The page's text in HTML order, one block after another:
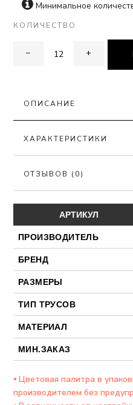
Минимальное
КОЛИЧЕСТВО
− +
ОПИСАНИЕ
ХАРАКТЕРИСТИКИ
ОТЗЫВОВ (0)
АРТИКУЛ
ПРОИЗВОДИТЕЛЬ
БРЕНД
РАЗМЕРЫ
ТИП ТРУСОВ
МАТЕРИАЛ
МИН.ЗАКАЗ
⦁ Цветовая палитра в
производителем без